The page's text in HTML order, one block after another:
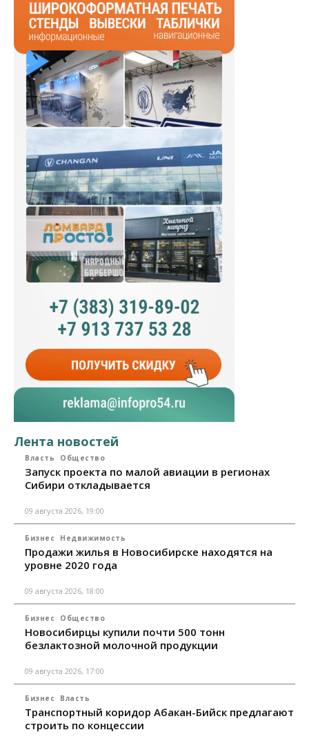
Лента новостей
Власть Общество
Запуск проекта по малой авиации в регионах
Сибири откладывается
09 августа 2026, 19:00
Бизнес Недвижимость
Продажи жилья в Новосибирске находятся на
уровне 2020 года
09 августа 2026, 18:00
Бизнес Общество
Новосибирцы купили почти 500 тонн
безлактозной молочной продукции
09 августа 2026, 17:00
Бизнес Власть
Транспортный коридор Абакан-Бийск предлагают
строить по концессии